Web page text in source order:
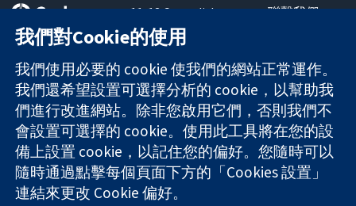
可信任實證
知情決定
更完善的健康照
護
11-13 Cavendish
Square
London
W1G 0AN
United Kingdom
聯繫我們
關於我們
工作機會
Cochrane
Library
The Cochrane Collaboration is a charity (no. 1045921) and a
company limited by guarantee (no. 03044323) registered in
我們對Cookie的使用
我們使用必要的 cookie 使我們的網站正常運作。
我們還希望設置可選擇分析的 cookie，以幫助我
們進行改進網站。除非您啟用它們，否則我們不
會設置可選擇的 cookie。使用此工具將在您的設
備上設置 cookie，以記住您的偏好。您隨時可以
隨時通過點擊每個頁面下方的「Cookies 設置」
連結來更改 Cookie 偏好。